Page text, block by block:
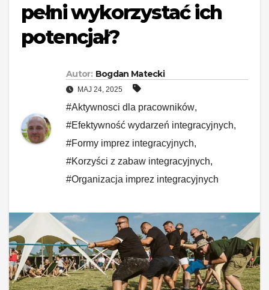
pełni wykorzystać ich
potencjał?
Autor: Bogdan Matecki
MAJ 24, 2025
#Aktywnosci dla pracowników,
#Efektywność wydarzeń integracyjnych,
#Formy imprez integracyjnych,
#Korzyści z zabaw integracyjnych,
#Organizacja imprez integracyjnych